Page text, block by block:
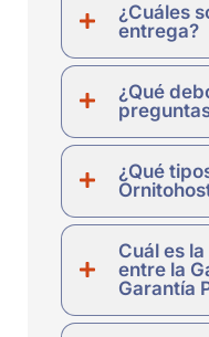
¿Cuáles
entrega?
¿Qué
¿Qué
Cuál es
entre la
Garantía